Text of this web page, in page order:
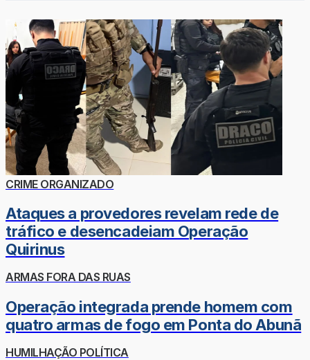
CRIME ORGANIZADO
Ataques a provedores revelam rede de
tráfico e desencadeiam Operação
Quirinus
ARMAS FORA DAS RUAS
Operação integrada prende homem com
quatro armas de fogo em Ponta do Abunã
HUMILHAÇÃO POLÍTICA